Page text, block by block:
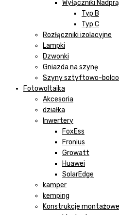
Wyłączniki
Typ B
Typ C
Rozłączniki izolacyjne
Lampki
Dzwonki
Gniazda na szynę
Szyny sztyftowo-
Fotowoltaika
Akcesoria
działka
Inwertery
FoxEss
Fronius
Growatt
Huawei
SolarEdge
kamper
kemping
Konstrukcje montażowe